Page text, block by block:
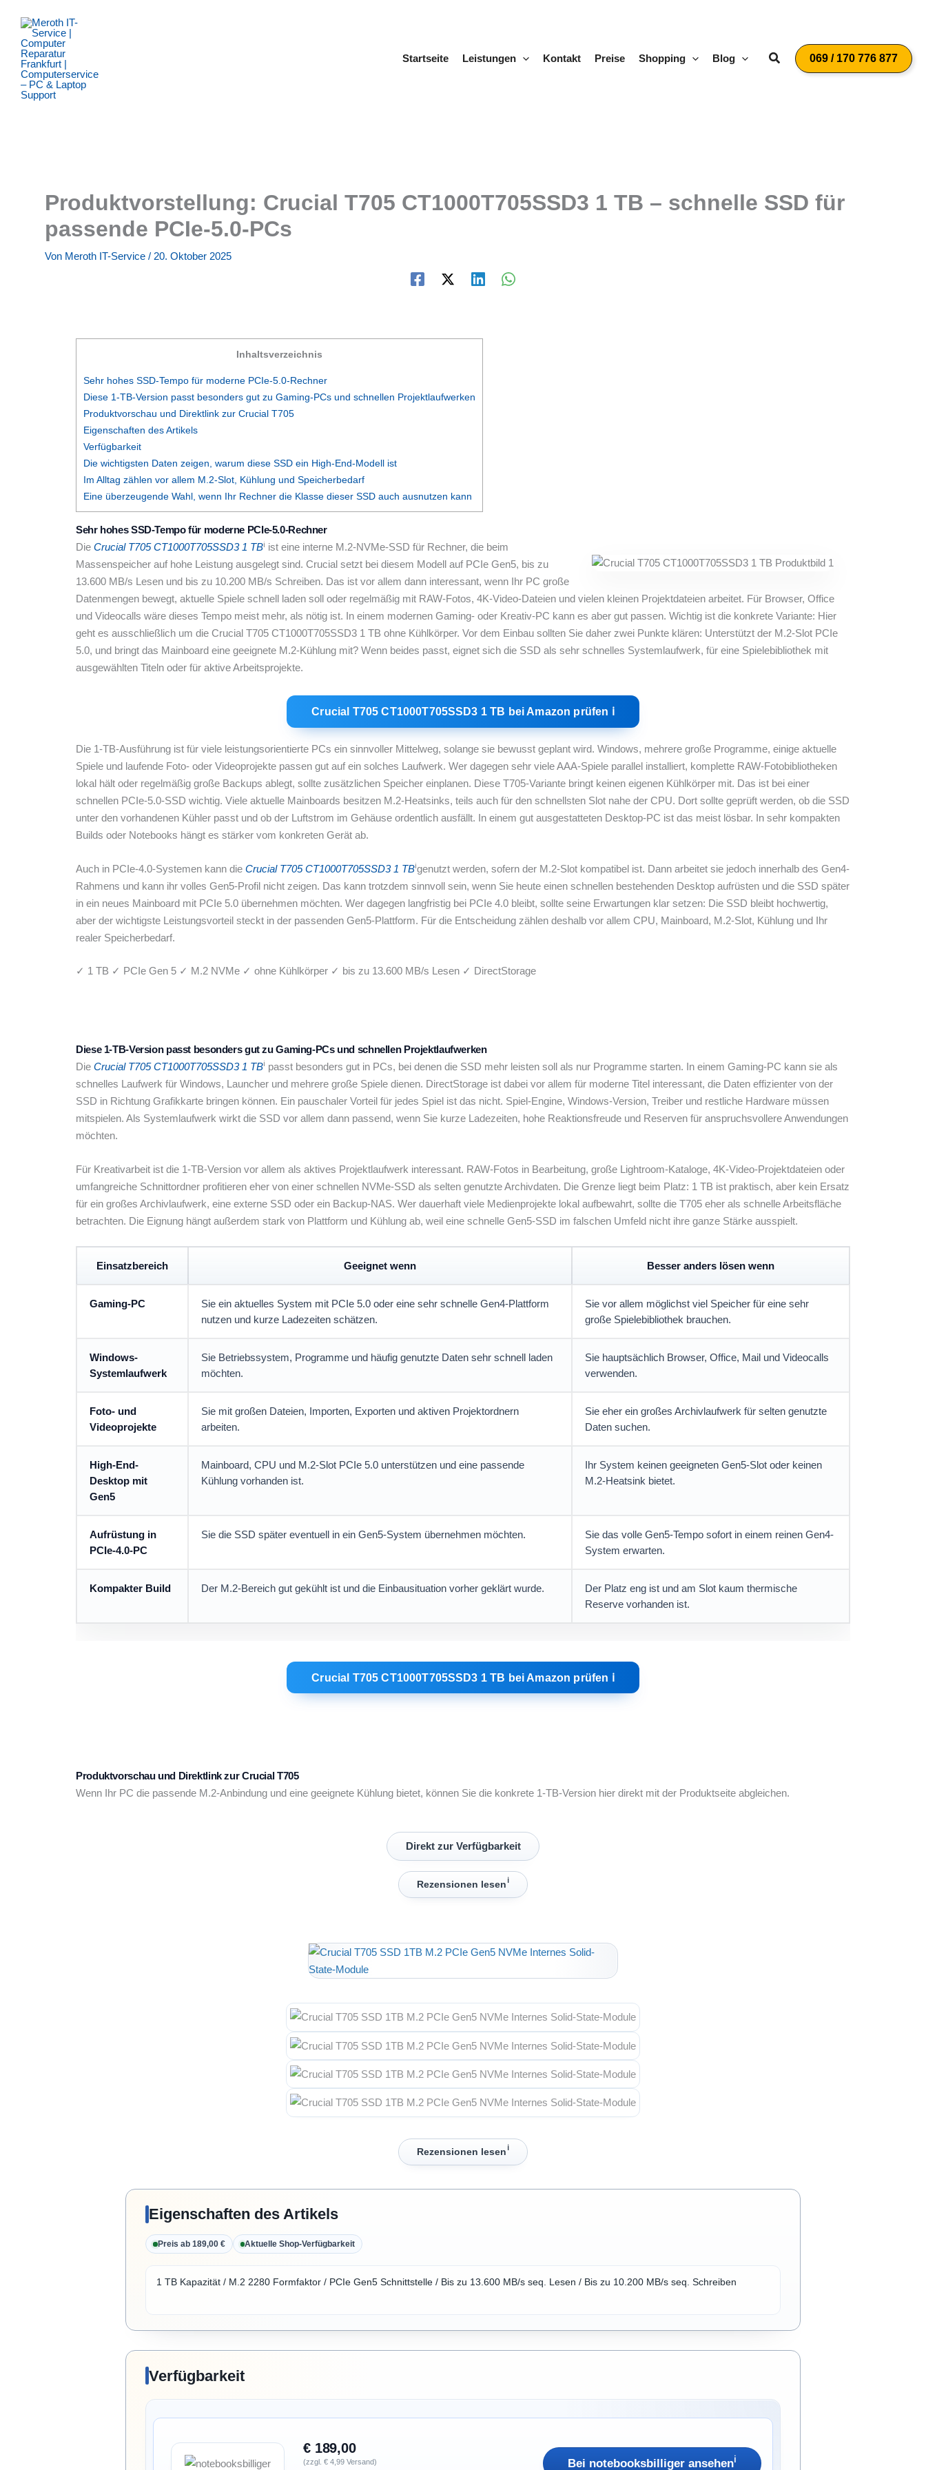
Inhalt
springen
Startseite
Leistungen Kontakt Preise Shopping Blog Suchen069 / 170 776 877
Produktvorstellung: Crucial T705 CT1000T705SSD3 1 TB – schnelle SSD für
passende PCIe-5.0-PCs
Von Meroth IT-Service / 20. Oktober 2025
Inhaltsverzeichnis
Sehr hohes SSD-Tempo für moderne PCIe-5.0-Rechner
Diese 1-TB-Version passt besonders gut zu Gaming-PCs und schnellen Projektlaufwerken
Produktvorschau und Direktlink zur Crucial T705
Eigenschaften des Artikels
Verfügbarkeit
Die wichtigsten Daten zeigen, warum diese SSD ein High-End-Modell ist
Im Alltag zählen vor allem M.2-Slot, Kühlung und Speicherbedarf
Eine überzeugende Wahl, wenn Ihr Rechner die Klasse dieser SSD auch ausnutzen kann
Sehr hohes SSD-Tempo für moderne PCIe-5.0-Rechner
Die Crucial T705 CT1000T705SSD3 1 TBℹ︎ ist eine interne M.2-NVMe-SSD für Rechner, die beim
Massenspeicher auf hohe Leistung ausgelegt sind. Crucial setzt bei diesem Modell auf PCIe Gen5, bis zu
13.600 MB/s Lesen und bis zu 10.200 MB/s Schreiben. Das ist vor allem dann interessant, wenn Ihr PC große
Datenmengen bewegt, aktuelle Spiele schnell laden soll oder regelmäßig mit RAW-Fotos, 4K-Video-Dateien und vielen kleinen Projektdateien arbeitet. Für Browser, Office
und Videocalls wäre dieses Tempo meist mehr, als nötig ist. In einem modernen Gaming- oder Kreativ-PC kann es aber gut passen. Wichtig ist die konkrete Variante: Hier
geht es ausschließlich um die Crucial T705 CT1000T705SSD3 1 TB ohne Kühlkörper. Vor dem Einbau sollten Sie daher zwei Punkte klären: Unterstützt der M.2-Slot PCIe
5.0, und bringt das Mainboard eine geeignete M.2-Kühlung mit? Wenn beides passt, eignet sich die SSD als sehr schnelles Systemlaufwerk, für eine Spielebibliothek mit
ausgewählten Titeln oder für aktive Arbeitsprojekte.
Crucial T705 CT1000T705SSD3 1 TB bei Amazon prüfen ℹ︎
Die 1-TB-Ausführung ist für viele leistungsorientierte PCs ein sinnvoller Mittelweg, solange sie bewusst geplant wird. Windows, mehrere große Programme, einige aktuelle
Spiele und laufende Foto- oder Videoprojekte passen gut auf ein solches Laufwerk. Wer dagegen sehr viele AAA-Spiele parallel installiert, komplette RAW-Fotobibliotheken
lokal hält oder regelmäßig große Backups ablegt, sollte zusätzlichen Speicher einplanen. Diese T705-Variante bringt keinen eigenen Kühlkörper mit. Das ist bei einer
schnellen PCIe-5.0-SSD wichtig. Viele aktuelle Mainboards besitzen M.2-Heatsinks, teils auch für den schnellsten Slot nahe der CPU. Dort sollte geprüft werden, ob die SSD
unter den vorhandenen Kühler passt und ob der Luftstrom im Gehäuse ordentlich ausfällt. In einem gut ausgestatteten Desktop-PC ist das meist lösbar. In sehr kompakten
Builds oder Notebooks hängt es stärker vom konkreten Gerät ab.
Auch in PCIe-4.0-Systemen kann die Crucial T705 CT1000T705SSD3 1 TBℹ︎genutzt werden, sofern der M.2-Slot kompatibel ist. Dann arbeitet sie jedoch innerhalb des Gen4-
Rahmens und kann ihr volles Gen5-Profil nicht zeigen. Das kann trotzdem sinnvoll sein, wenn Sie heute einen schnellen bestehenden Desktop aufrüsten und die SSD später
in ein neues Mainboard mit PCIe 5.0 übernehmen möchten. Wer dagegen langfristig bei PCIe 4.0 bleibt, sollte seine Erwartungen klar setzen: Die SSD bleibt hochwertig,
aber der wichtigste Leistungsvorteil steckt in der passenden Gen5-Plattform. Für die Entscheidung zählen deshalb vor allem CPU, Mainboard, M.2-Slot, Kühlung und Ihr
realer Speicherbedarf.
✓ 1 TB ✓ PCIe Gen 5 ✓ M.2 NVMe ✓ ohne Kühlkörper ✓ bis zu 13.600 MB/s Lesen ✓ DirectStorage
Diese 1-TB-Version passt besonders gut zu Gaming-PCs und schnellen Projektlaufwerken
Die Crucial T705 CT1000T705SSD3 1 TBℹ︎ passt besonders gut in PCs, bei denen die SSD mehr leisten soll als nur Programme starten. In einem Gaming-PC kann sie als
schnelles Laufwerk für Windows, Launcher und mehrere große Spiele dienen. DirectStorage ist dabei vor allem für moderne Titel interessant, die Daten effizienter von der
SSD in Richtung Grafikkarte bringen können. Ein pauschaler Vorteil für jedes Spiel ist das nicht. Spiel-Engine, Windows-Version, Treiber und restliche Hardware müssen
mitspielen. Als Systemlaufwerk wirkt die SSD vor allem dann passend, wenn Sie kurze Ladezeiten, hohe Reaktionsfreude und Reserven für anspruchsvollere Anwendungen
möchten.
Für Kreativarbeit ist die 1-TB-Version vor allem als aktives Projektlaufwerk interessant. RAW-Fotos in Bearbeitung, große Lightroom-Kataloge, 4K-Video-Projektdateien oder
umfangreiche Schnittordner profitieren eher von einer schnellen NVMe-SSD als selten genutzte Archivdaten. Die Grenze liegt beim Platz: 1 TB ist praktisch, aber kein Ersatz
für ein großes Archivlaufwerk, eine externe SSD oder ein Backup-NAS. Wer dauerhaft viele Medienprojekte lokal aufbewahrt, sollte die T705 eher als schnelle Arbeitsfläche
betrachten. Die Eignung hängt außerdem stark von Plattform und Kühlung ab, weil eine schnelle Gen5-SSD im falschen Umfeld nicht ihre ganze Stärke ausspielt.
Einsatzbereich Geeignet wenn Besser anders lösen wenn
Gaming-PC
Sie ein aktuelles System mit PCIe 5.0 oder eine sehr schnelle Gen4-Plattform
nutzen und kurze Ladezeiten schätzen.
Sie vor allem möglichst viel Speicher für eine sehr
große Spielebibliothek brauchen.
Windows-
Systemlaufwerk
Sie Betriebssystem, Programme und häufig genutzte Daten sehr schnell laden
möchten.
Sie hauptsächlich Browser, Office, Mail und Videocalls
verwenden.
Foto- und
Videoprojekte
Sie mit großen Dateien, Importen, Exporten und aktiven Projektordnern
arbeiten.
Sie eher ein großes Archivlaufwerk für selten genutzte
Daten suchen.
High-End-
Desktop mit
Gen5
Mainboard, CPU und M.2-Slot PCIe 5.0 unterstützen und eine passende
Kühlung vorhanden ist.
Ihr System keinen geeigneten Gen5-Slot oder keinen
M.2-Heatsink bietet.
Aufrüstung in
PCIe-4.0-PC
Sie die SSD später eventuell in ein Gen5-System übernehmen möchten.
Sie das volle Gen5-Tempo sofort in einem reinen Gen4-
System erwarten.
Kompakter Build Der M.2-Bereich gut gekühlt ist und die Einbausituation vorher geklärt wurde.
Der Platz eng ist und am Slot kaum thermische
Reserve vorhanden ist.
Crucial T705 CT1000T705SSD3 1 TB bei Amazon prüfen ℹ︎
Produktvorschau und Direktlink zur Crucial T705
Wenn Ihr PC die passende M.2-Anbindung und eine geeignete Kühlung bietet, können Sie die konkrete 1-TB-Version hier direkt mit der Produktseite abgleichen.
Direkt zur Verfügbarkeit
Rezensionen lesen ℹ︎
Rezensionen lesen ℹ︎
Eigenschaften des Artikels
Preis ab 189,00 € Aktuelle Shop-Verfügbarkeit
1 TB Kapazität / M.2 2280 Formfaktor / PCIe Gen5 Schnittstelle / Bis zu 13.600 MB/s seq. Lesen / Bis zu 10.200 MB/s seq. Schreiben
Verfügbarkeit
€ 189,00
(zzgl. € 4,99 Versand) Bei notebooksbilliger ansehenℹ︎